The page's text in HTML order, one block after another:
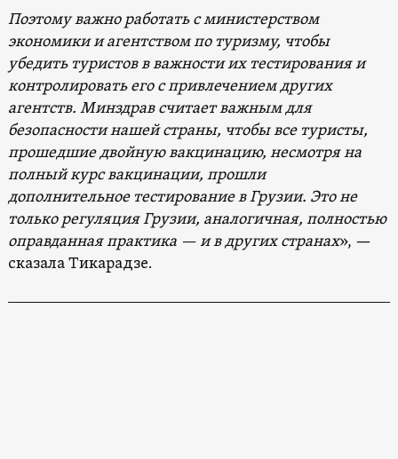
Поэтому важно работать с министерством
экономики и агентством по туризму, чтобы
убедить туристов в важности их тестирования и
контролировать его с привлечением других
агентств. Минздрав считает важным для
безопасности нашей страны, чтобы все туристы,
прошедшие двойную вакцинацию, несмотря на
полный курс вакцинации, прошли
дополнительное тестирование в Грузии. Это не
только регуляция Грузии, аналогичная, полностью
оправданная практика — и в других странах», —
сказала Тикарадзе.